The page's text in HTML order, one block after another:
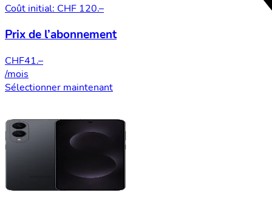
Coût initial: CHF 120.–
Prix de l’abonnement
CHF41.–
/mois
Sélectionner maintenant